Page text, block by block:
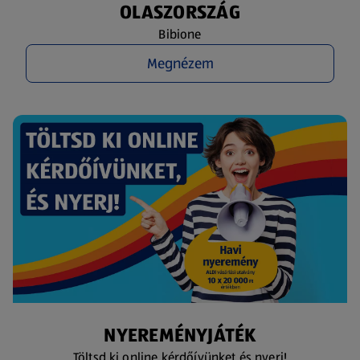
OLASZORSZÁG
Bibione
Megnézem
NYEREMÉNYJÁTÉK